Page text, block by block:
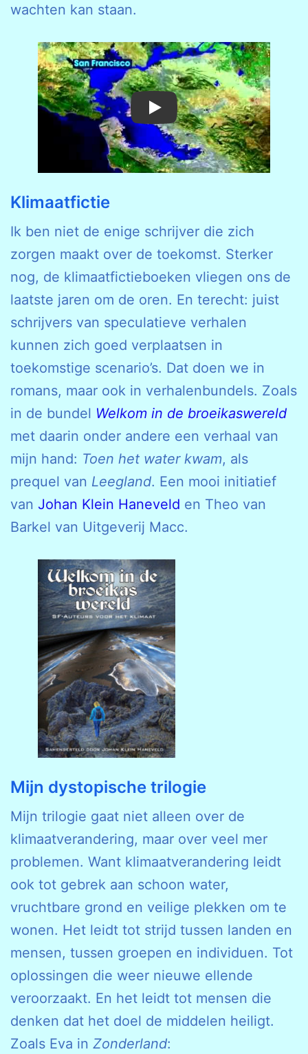
wachten kan staan.
Play
Klimaatfictie
Ik ben niet de enige schrijver die zich
zorgen maakt over de toekomst. Sterker
nog, de klimaatfictieboeken vliegen ons de
laatste jaren om de oren. En terecht: juist
schrijvers van speculatieve verhalen
kunnen zich goed verplaatsen in
toekomstige scenario’s. Dat doen we in
romans, maar ook in verhalenbundels. Zoals
in de bundel Welkom in de broeikaswereld
met daarin onder andere een verhaal van
mijn hand: Toen het water kwam, als
prequel van Leegland. Een mooi initiatief
van Johan Klein Haneveld en Theo van
Barkel van Uitgeverij Macc.
Mijn dystopische trilogie
Mijn trilogie gaat niet alleen over de
klimaatverandering, maar over veel mer
problemen. Want klimaatverandering leidt
ook tot gebrek aan schoon water,
vruchtbare grond en veilige plekken om te
wonen. Het leidt tot strijd tussen landen en
mensen, tussen groepen en individuen. Tot
oplossingen die weer nieuwe ellende
veroorzaakt. En het leidt tot mensen die
denken dat het doel de middelen heiligt.
Zoals Eva in Zonderland: